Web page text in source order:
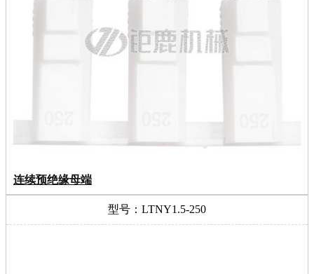
连续预绝缘母端
型号：LTNY1.5-250